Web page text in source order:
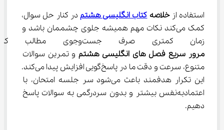
استفاده از خلاصه کتاب انگلیسی هشتم در کنار حل سوال،
کمک می‌کند نکات مهم همیشه جلوی چشممان باشد و
زمان کمتری صرف جست‌وجوی مطالب کنیم. همچنین با
مرور سریع فصل های انگلیسی هشتم و تمرین سوالات
متنوع، سرعت و دقت ما در پاسخ‌گویی افزایش پیدا می‌کند.
این تکرار هدفمند باعث می‌شود سر جلسه امتحان، با
اعتمادبه‌نفس بیشتر و بدون سردرگمی به سوالات پاسخ
دهیم.